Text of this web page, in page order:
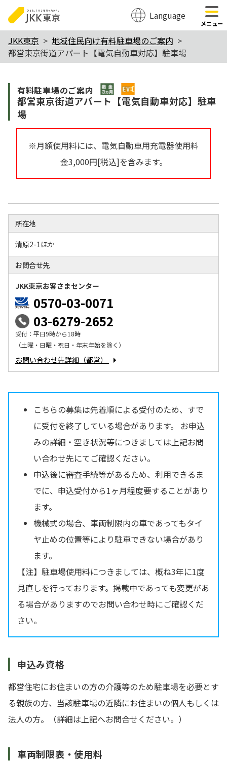
のページの本文へ移動
Language
メニュー
JKK東京
地域住民向け有料駐車場のご案内
都営東京街道アパート【電気自動車対応】駐車場
有料駐⾞場のご案内 敷金3か月
$Item
都営東京街道アパート【電気自動車対応】駐車
場
※月額使用料には、電気自動車用充電器使用料
金3,000円[税込]を含みます。
所在地
清原2-1ほか
お問合せ先
JKK東京お客さまセンター
0570-03-0071
03-6279-2652
受付：平日9時から18時
（土曜・日曜・祝日・年末年始を除く）
お問い合わせ先詳細（都営）
こちらの募集は先着順による受付のため、すで
に受付を終了している場合があります。 お申込
みの詳細・空き状況等につきましては上記お問
い合わせ先にてご確認ください。
申込後に審査手続等があるため、利用できるま
でに、申込受付から1ヶ月程度要することがあり
ます。
機械式の場合、車両制限内の車であってもタイ
ヤ止めの位置等により駐車できない場合があり
ます。
【注】駐車場使用料につきましては、概ね3年に1度
見直しを行っております。掲載中であっても変更があ
る場合がありますのでお問い合わせ時にご確認くだ
さい。
申込み資格
都営住宅にお住まいの方の介護等のため駐車場を必要とす
る親族の方、当該駐車場の近隣にお住まいの個人もしくは
法人の方。（詳細は上記へお問合せください。）
車両制限表・使用料